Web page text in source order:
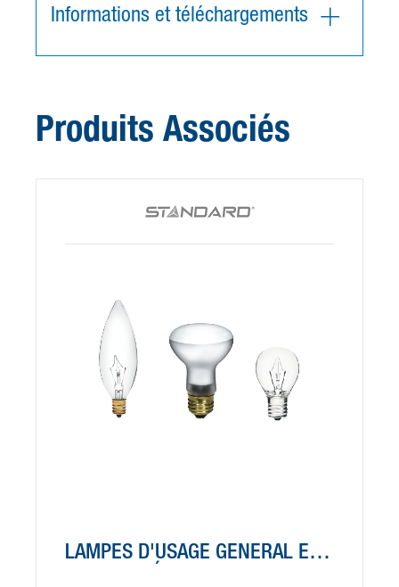
Informations et téléchargements
Produits Associés
LAMPES D'USAGE GÉNÉRAL ET